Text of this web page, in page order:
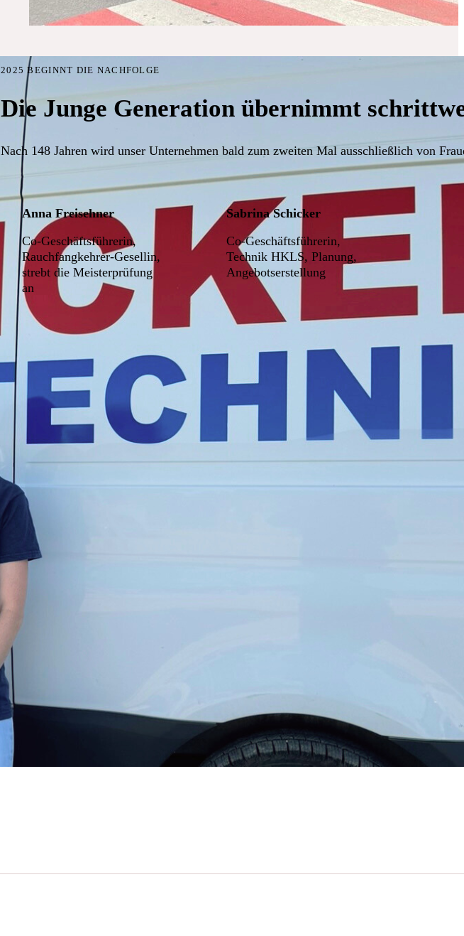
2025 BEGINNT DIE NACHFOLGE
Die Junge Generation übernimmt
Nach 148 Jahren wird unser Unternehmen bald zum zweiten Mal ausschließlich von
Anna Freisehner
Co-Geschäftsführerin,
Rauchfangkehrer-Gesellin,
strebt die Meisterprüfung
an
Sabrina Schicker
Co-Geschäftsführerin,
Technik HKLS, Planung,
Angebotserstellung